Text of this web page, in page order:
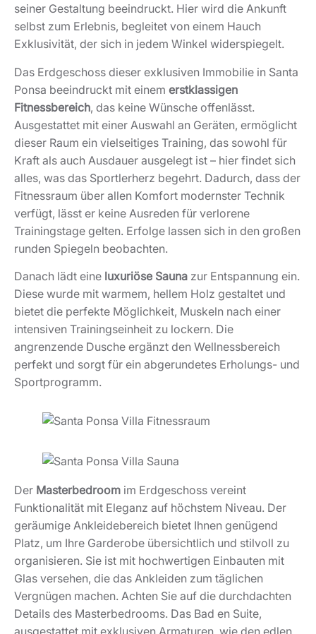
seiner Gestaltung beeindruckt. Hier wird die Ankunft
selbst zum Erlebnis, begleitet von einem Hauch
Exklusivität, der sich in jedem Winkel widerspiegelt.
Das Erdgeschoss dieser exklusiven Immobilie in Santa
Ponsa beeindruckt mit einem erstklassigen
Fitnessbereich, das keine Wünsche offenlässt.
Ausgestattet mit einer Auswahl an Geräten, ermöglicht
dieser Raum ein vielseitiges Training, das sowohl für
Kraft als auch Ausdauer ausgelegt ist – hier findet sich
alles, was das Sportlerherz begehrt. Dadurch, dass der
Fitnessraum über allen Komfort modernster Technik
verfügt, lässt er keine Ausreden für verlorene
Trainingstage gelten. Erfolge lassen sich in den großen
runden Spiegeln beobachten.
Danach lädt eine luxuriöse Sauna zur Entspannung ein.
Diese wurde mit warmem, hellem Holz gestaltet und
bietet die perfekte Möglichkeit, Muskeln nach einer
intensiven Trainingseinheit zu lockern. Die
angrenzende Dusche ergänzt den Wellnessbereich
perfekt und sorgt für ein abgerundetes Erholungs- und
Sportprogramm.
Der Masterbedroom im Erdgeschoss vereint
Funktionalität mit Eleganz auf höchstem Niveau. Der
geräumige Ankleidebereich bietet Ihnen genügend
Platz, um Ihre Garderobe übersichtlich und stilvoll zu
organisieren. Sie ist mit hochwertigen Einbauten mit
Glas versehen, die das Ankleiden zum täglichen
Vergnügen machen. Achten Sie auf die durchdachten
Details des Masterbedrooms. Das Bad en Suite,